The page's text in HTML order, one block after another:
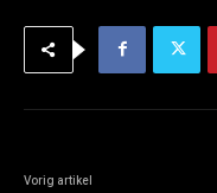
Vorig artikel